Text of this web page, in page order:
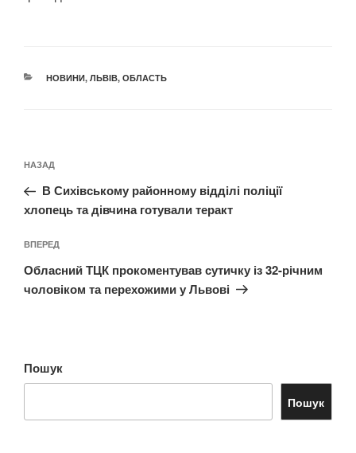
КАТЕГОРІЇ
НОВИНИ, ЛЬВІВ, ОБЛАСТЬ
записів
Попередній
запис:
НАЗАД
В Сихівському районному відділі поліції
хлопець та дівчина готували теракт
Наступний
запис
ВПЕРЕД
Обласний ТЦК прокоментував сутичку із 32-річним
чоловіком та перехожими у Львові
Пошук
Пошук